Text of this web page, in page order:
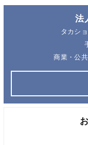
法
タカシ
商業・公